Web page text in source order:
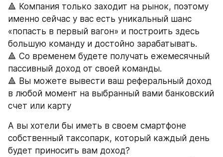
🔺 Компания только заходит на рынок, поэтому
именно сейчас у вас есть уникальный шанс
«попасть в первый вагон» и построить здесь
большую команду и достойно зарабатывать.
🔺 Со временем будете получать ежемесячный
пассивный доход от своей команды.
🔺 Вы можете вывести ваш реферальный доход
в любой момент на выбранный вами банковский
счет или карту
А вы хотели бы иметь в своем смартфоне
собственный таксопарк, который каждый день
будет приносить вам доход?